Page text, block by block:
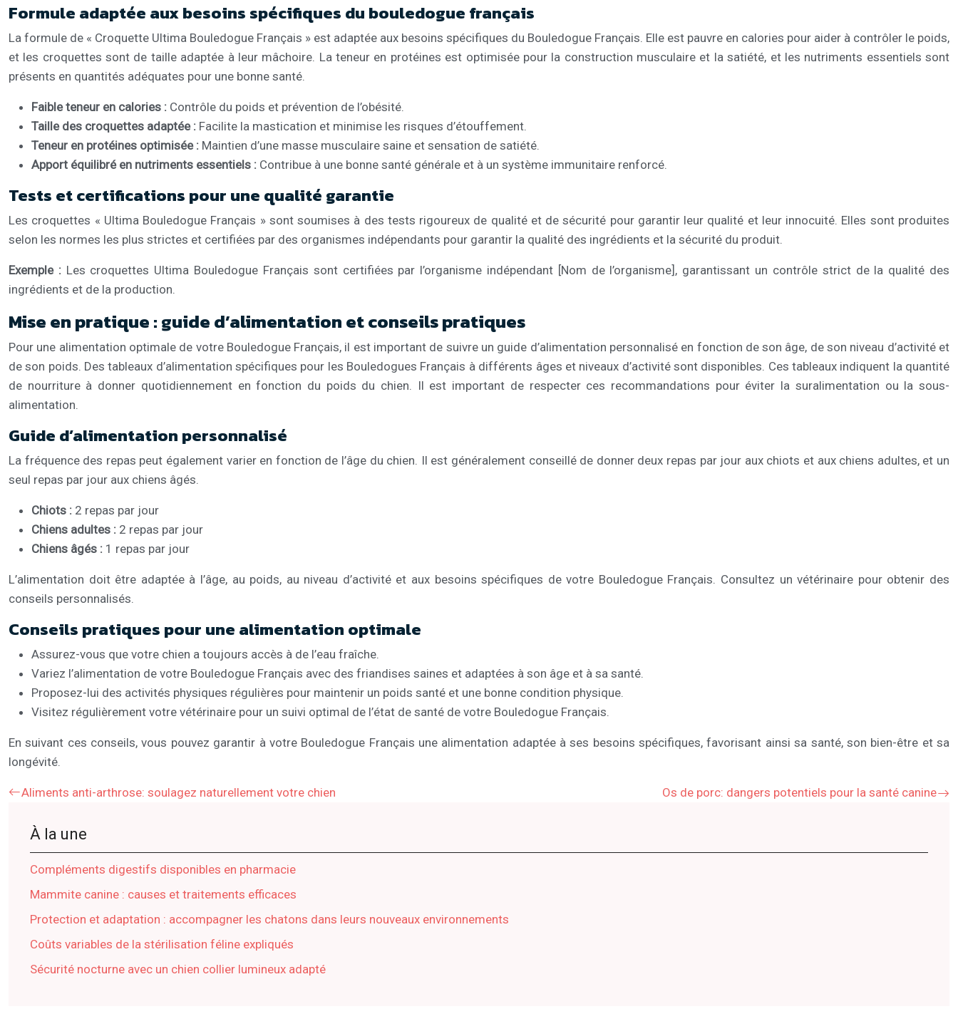
Formule adaptée aux besoins spécifiques du bouledogue français
La formule de « Croquette Ultima Bouledogue Français » est adaptée aux besoins spécifiques du Bouledogue Français. Elle est pauvre en calories pour aider à contrôler le poids,
et les croquettes sont de taille adaptée à leur mâchoire. La teneur en protéines est optimisée pour la construction musculaire et la satiété, et les nutriments essentiels sont
présents en quantités adéquates pour une bonne santé.
Faible teneur en calories : Contrôle du poids et prévention de l’obésité.
Taille des croquettes adaptée : Facilite la mastication et minimise les risques d’étouffement.
Teneur en protéines optimisée : Maintien d’une masse musculaire saine et sensation de satiété.
Apport équilibré en nutriments essentiels : Contribue à une bonne santé générale et à un système immunitaire renforcé.
Tests et certifications pour une qualité garantie
Les croquettes « Ultima Bouledogue Français » sont soumises à des tests rigoureux de qualité et de sécurité pour garantir leur qualité et leur innocuité. Elles sont produites
selon les normes les plus strictes et certifiées par des organismes indépendants pour garantir la qualité des ingrédients et la sécurité du produit.
Exemple : Les croquettes Ultima Bouledogue Français sont certifiées par l’organisme indépendant [Nom de l’organisme], garantissant un contrôle strict de la qualité des
ingrédients et de la production.
Mise en pratique : guide d’alimentation et conseils pratiques
Pour une alimentation optimale de votre Bouledogue Français, il est important de suivre un guide d’alimentation personnalisé en fonction de son âge, de son niveau d’activité et
de son poids. Des tableaux d’alimentation spécifiques pour les Bouledogues Français à différents âges et niveaux d’activité sont disponibles. Ces tableaux indiquent la quantité
de nourriture à donner quotidiennement en fonction du poids du chien. Il est important de respecter ces recommandations pour éviter la suralimentation ou la sous-
alimentation.
Guide d’alimentation personnalisé
La fréquence des repas peut également varier en fonction de l’âge du chien. Il est généralement conseillé de donner deux repas par jour aux chiots et aux chiens adultes, et un
seul repas par jour aux chiens âgés.
Chiots : 2 repas par jour
Chiens adultes : 2 repas par jour
Chiens âgés : 1 repas par jour
L’alimentation doit être adaptée à l’âge, au poids, au niveau d’activité et aux besoins spécifiques de votre Bouledogue Français. Consultez un vétérinaire pour obtenir des
conseils personnalisés.
Conseils pratiques pour une alimentation optimale
Assurez-vous que votre chien a toujours accès à de l’eau fraîche.
Variez l’alimentation de votre Bouledogue Français avec des friandises saines et adaptées à son âge et à sa santé.
Proposez-lui des activités physiques régulières pour maintenir un poids santé et une bonne condition physique.
Visitez régulièrement votre vétérinaire pour un suivi optimal de l’état de santé de votre Bouledogue Français.
En suivant ces conseils, vous pouvez garantir à votre Bouledogue Français une alimentation adaptée à ses besoins spécifiques, favorisant ainsi sa santé, son bien-être et sa
longévité.
Aliments anti-arthrose: soulagez naturellement votre chien Os de porc: dangers potentiels pour la santé canine
À la une
Compléments digestifs disponibles en pharmacie
Mammite canine : causes et traitements efficaces
Protection et adaptation : accompagner les chatons dans leurs nouveaux environnements
Coûts variables de la stérilisation féline expliqués
Sécurité nocturne avec un chien collier lumineux adapté